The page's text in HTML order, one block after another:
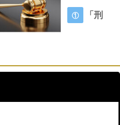
① 「刑